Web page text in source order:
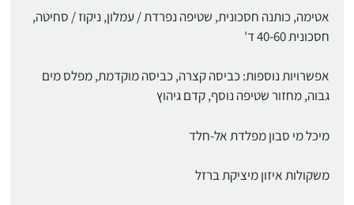
אטימה, כותנה חסכונית, שטיפה נפרדת / עמלון, ניקוז / סחיטה,
חסכונית 40-60 ד'
אפשרויות נוספות: כביסה קצרה, כביסה מוקדמת, מפלס מים
גבוה, מחזור שטיפה נוסף, קדם גיהוץ
מיכל מי סבון מפלדת אל-חלד
משקולות איזון מיציקת ברזל